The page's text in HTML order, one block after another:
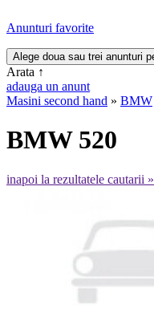
Anunturi favorite
Arata ↑
adauga un anunt
Masini second hand » BMW
BMW 520
inapoi la rezultatele cautarii »